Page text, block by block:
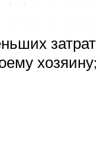
хозяину;